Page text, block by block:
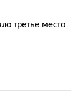
третье место